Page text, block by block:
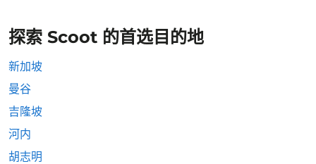
探索 Scoot 的首选目的地
新加坡
曼谷
吉隆坡
河内
胡志明